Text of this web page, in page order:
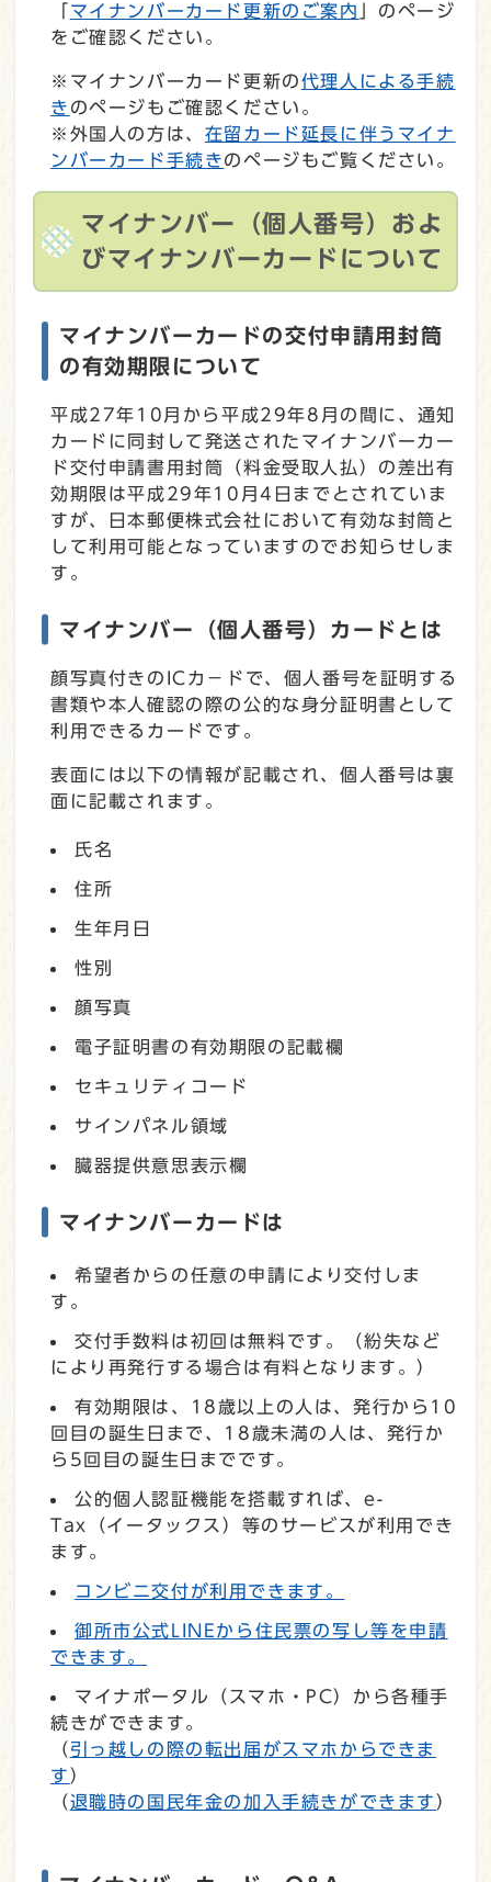
「マイナンバーカード更新のご案内
」のページ
をご確認ください。
※マイナンバーカード更新の代理人による手続
き のページもご確認ください。
※外国人の方は、 在留カード延長に伴うマイナ
ンバーカード手続きのページもご覧ください。
マイナンバー（個人番号）およ
びマイナンバーカードについて
マイナンバーカードの交付申請用封筒
の有効期限について
平成27年10月から平成29年8月の間に、通知
カードに同封して発送されたマイナンバーカー
ド交付申請書用封筒（料金受取人払）の差出有
効期限は平成29年10月4日までとされていま
すが、日本郵便株式会社において有効な封筒と
して利用可能となっていますのでお知らせしま
す。
マイナンバー（個人番号）カードとは
顔写真付きのICカ−ドで、個人番号を証明する
書類や本人確認の際の公的な身分証明書として
利用できるカードです。
表面には以下の情報が記載され、個人番号は裏
面に記載されます。
氏名
住所
生年月日
性別
顔写真
電子証明書の有効期限の記載欄
セキュリティコード
サインパネル領域
臓器提供意思表示欄
マイナンバーカードは
希望者からの任意の申請により交付しま
す。
交付手数料は初回は無料です。（紛失など
により再発行する場合は有料となります。）
有効期限は、18歳以上の人は、発行から10
回目の誕生日まで、18歳未満の人は、発行か
ら5回目の誕生日までです。
公的個人認証機能を搭載すれば、e-
Tax（イータックス）等のサービスが利用でき
ます。
コンビニ交付が利用できます。
御所市公式LINEから住民票の写し等を申請
できます。
マイナポータル（スマホ・PC）から各種手
続きができます。
（ 引っ越しの際の転出届がスマホからできま
す ）
（退職時の国民年金の加入手続きができます ）